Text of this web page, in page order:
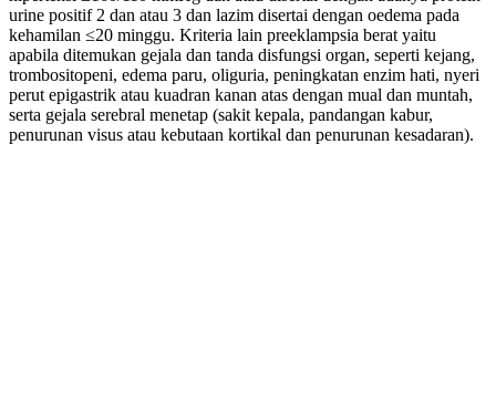
urine positif 2 dan atau 3 dan lazim disertai dengan oedema pada
kehamilan ≤20 minggu. Kriteria lain preeklampsia berat yaitu
apabila ditemukan gejala dan tanda disfungsi organ, seperti kejang,
trombositopeni, edema paru, oliguria, peningkatan enzim hati, nyeri
perut epigastrik atau kuadran kanan atas dengan mual dan muntah,
serta gejala serebral menetap (sakit kepala, pandangan kabur,
penurunan visus atau kebutaan kortikal dan penurunan kesadaran).